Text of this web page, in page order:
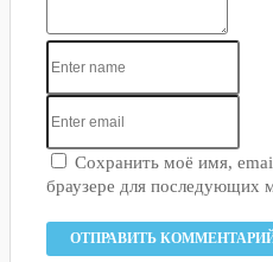
Сохранить моё имя,
браузере для последующих